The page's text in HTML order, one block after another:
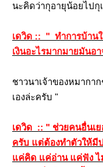
นะคิดว่ากุอายุน้อยไปกุ
เดวิด :: " ทำการบ้าน
เงินอะไรมากมายมันอ
ชาวนาเจ้าของหมากา
เองล่ะครับ "
เดวิด :: " ช่วยคนอื่นเย
ครับ แต่ต้องทำตัวให้มี
ค่คิด แค่อ่าน แค่ฟัง ไ